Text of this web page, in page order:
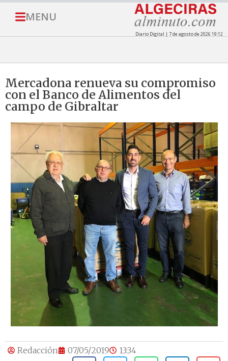
MENU
Diario Digital | 7 de agosto de 2026 19:12
Mercadona renueva su compromiso
con el Banco de Alimentos del
campo de Gibraltar
Redacción 07/05/2019 13:34